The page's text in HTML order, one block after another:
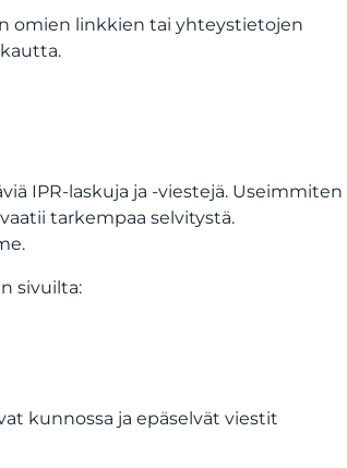
omien linkkien tai yhteystietojen
IPR-laskuja ja -viestejä. Useimmiten
tarkempaa selvitystä.
sivuilta:
kunnossa ja epäselvät viestit